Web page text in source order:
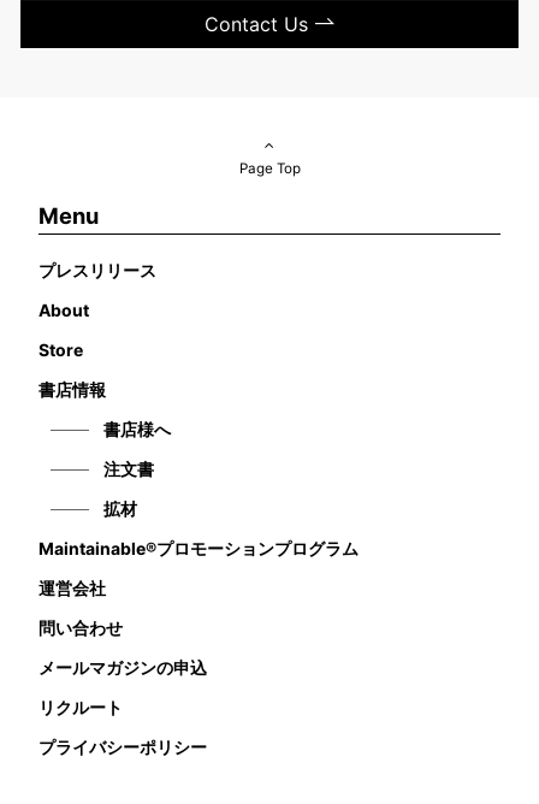
Contact Us
Page Top
Menu
プレスリリース
About
Store
書店情報
書店様へ
注文書
拡材
Maintainable®プロモーションプログラム
運営会社
問い合わせ
メールマガジンの申込
リクルート
プライバシーポリシー